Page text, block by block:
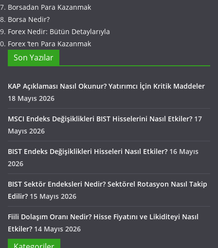
Borsadan Para Kazanmak
Borsa Nedir?
Forex Nedir: Bütün Detaylarıyla
Forex ‘ten Para Kazanmak
Son Yazılar
KAP Açıklaması Nasıl Okunur? Yatırımcı İçin Kritik Maddeler
18 Mayıs 2026
MSCI Endeks Değişiklikleri BIST Hisselerini Nasıl Etkiler? 17
Mayıs 2026
BIST Endeks Değişiklikleri Hisseleri Nasıl Etkiler? 16 Mayıs
2026
BIST Sektör Endeksleri Nedir? Sektörel Rotasyon Nasıl Takip
Edilir? 15 Mayıs 2026
Fiili Dolaşım Oranı Nedir? Hisse Fiyatını ve Likiditeyi Nasıl
Etkiler? 14 Mayıs 2026